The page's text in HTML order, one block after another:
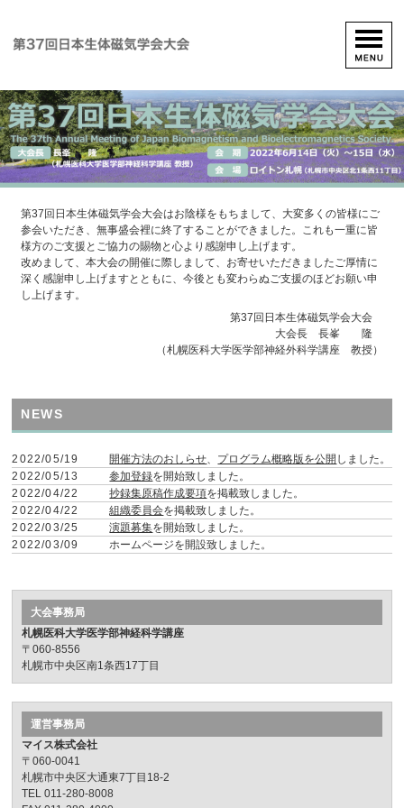
第37回日本生体磁気学会大会はお陰様をもちまして、大変多くの皆様にご
参会いただき、無事盛会裡に終了することができました。これも一重に皆
様方のご支援とご協力の賜物と心より感謝申し上げます。
改めまして、本大会の開催に際しまして、お寄せいただきましたご厚情に
深く感謝申し上げますとともに、今後とも変わらぬご支援のほどお願い申
し上げます。
第37回日本生体磁気学会大会
大会長 長峯 隆
（札幌医科大学医学部神経外科学講座 教授）
NEWS
2022/05/19 開催方法のおしらせ プログラム概略版を公開 しました。
2022/05/13
参加登録を開始致しました。
2022/04/22
抄録集原稿作成要項を掲載致しました。
2022/04/22
組織委員会を掲載致しました。
2022/03/25
演題募集を開始致しました。
2022/03/09
ホームページを開設致しました。
大会事務局
札幌医科⼤学医学部神経科学講座
〒060-8556
札幌市中央区南1条⻄17丁⽬
運営事務局
マイス株式会社
〒060-0041
札幌市中央区大通東7丁目18-2
TEL 011-280-8008